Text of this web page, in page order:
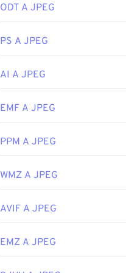
Data di rilascio iniziale:
27
https://en.wikipedia.org/
visualizzatore di immagini,
mouse e selezionare "Apri
applicazioni Microsoft come
Link utili:
https://www.lifewire.com/
ODT A JPEG
PS A JPEG
AI A JPEG
EMF A JPEG
PPM A JPEG
WMZ A JPEG
AVIF A JPEG
EMZ A JPEG